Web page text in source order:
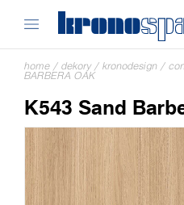
home / dekory / kronodesign /
BARBERA OAK
K543 Sand